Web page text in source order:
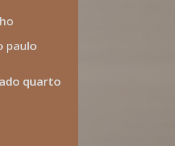
paulo
quarto